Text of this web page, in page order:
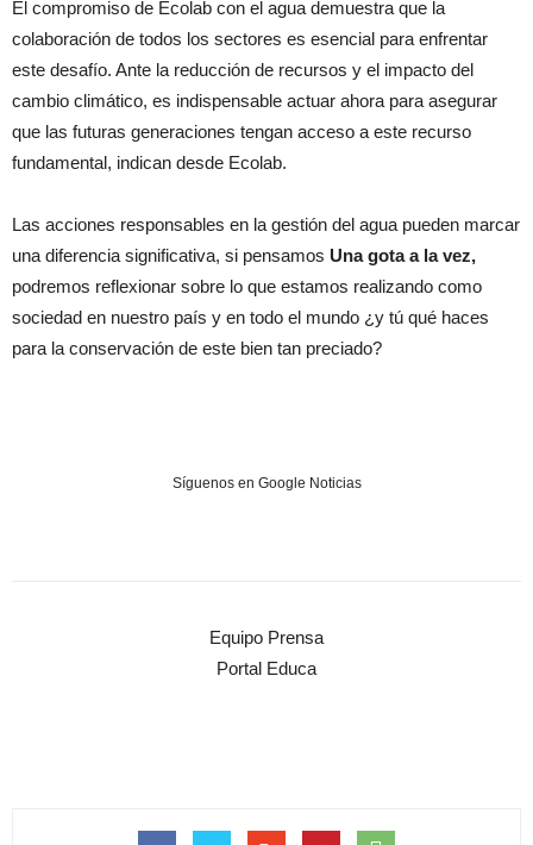
El compromiso de Ecolab con el agua demuestra que la
colaboración de todos los sectores es esencial para enfrentar
este desafío. Ante la reducción de recursos y el impacto del
cambio climático, es indispensable actuar ahora para asegurar
que las futuras generaciones tengan acceso a este recurso
fundamental, indican desde Ecolab.
Las acciones responsables en la gestión del agua pueden marcar
una diferencia significativa, si pensamos Una gota a la vez,
podremos reflexionar sobre lo que estamos realizando como
sociedad en nuestro país y en todo el mundo ¿y tú qué haces
para la conservación de este bien tan preciado?
Síguenos en Google Noticias
Equipo Prensa
Portal Educa